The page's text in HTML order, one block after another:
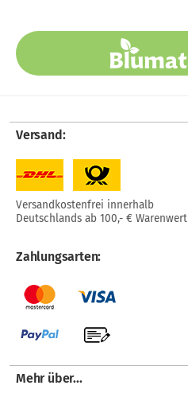
Versand:
Versandkostenfrei innerhalb
Deutschlands ab 100,- € Warenwert
Zahlungsarten:
Mehr über...